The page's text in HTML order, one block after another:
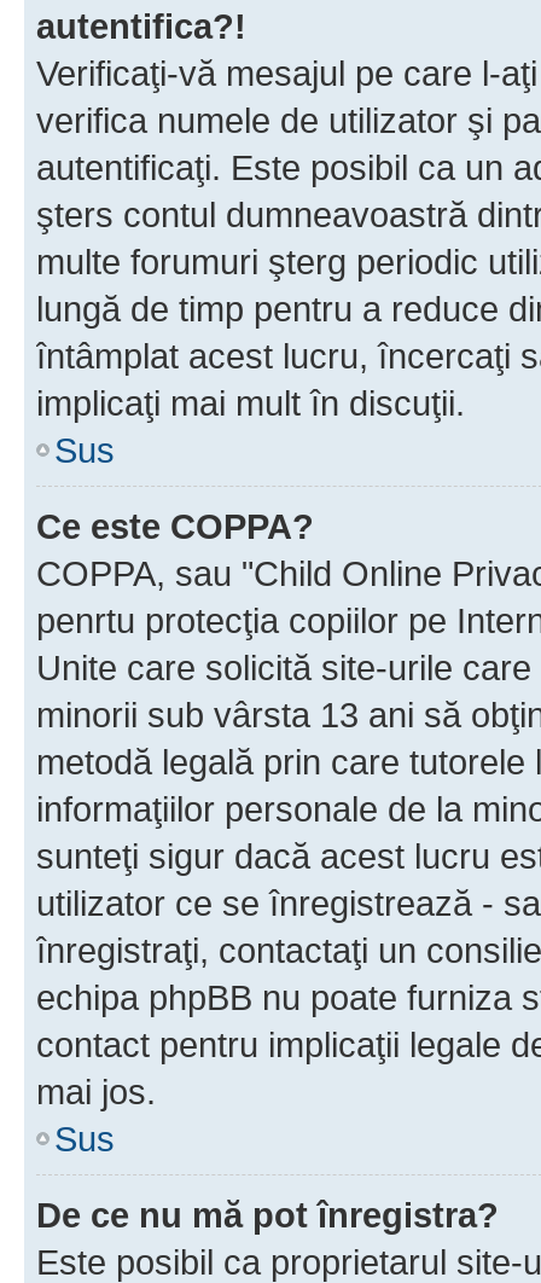
autentifica?!
Verificaţi-vă mesajul pe care l-
verifica numele de utilizator şi
autentificaţi. Este posibil ca un
şters contul dumneavoastră
multe forumuri şterg periodic
lungă de timp pentru a reduce
întâmplat acest lucru, încercaţi
implicaţi mai mult în discuţii.
Sus
Ce este COPPA?
COPPA, sau "Child Online
penrtu protecţia copiilor pe
Unite care solicită site-urile
minorii sub vârsta 13 ani să
metodă legală prin care
informaţiilor personale de la
sunteţi sigur dacă acest lucru
utilizator ce se înregistrează -
înregistraţi, contactaţi un
echipa phpBB nu poate furniza
contact pentru implicaţii legale
mai jos.
Sus
De ce nu mă pot înregistra?
Este posibil ca proprietarul